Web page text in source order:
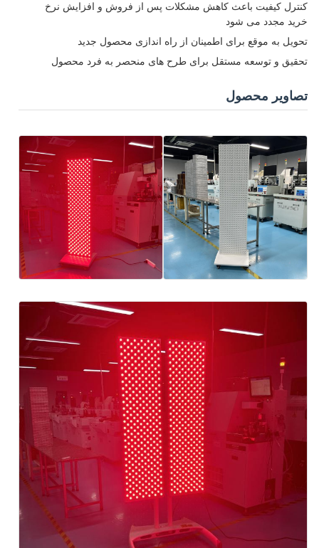
کنترل کیفیت باعث کاهش مشکلات پس از فروش و افزایش نرخ
خرید مجدد می شود
تحویل به موقع برای اطمینان از راه اندازی محصول جدید
تحقیق و توسعه مستقل برای طرح های منحصر به فرد محصول
تصاویر محصول